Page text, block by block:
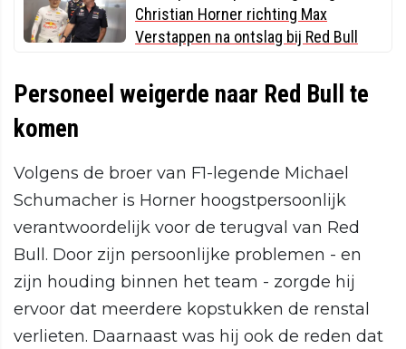
Christian Horner richting Max
Verstappen na ontslag bij Red Bull
Personeel weigerde naar Red Bull te
komen
Volgens de broer van F1-legende Michael
Schumacher is Horner hoogstpersoonlijk
verantwoordelijk voor de terugval van Red
Bull. Door zijn persoonlijke problemen - en
zijn houding binnen het team - zorgde hij
ervoor dat meerdere kopstukken de renstal
verlieten. Daarnaast was hij ook de reden dat